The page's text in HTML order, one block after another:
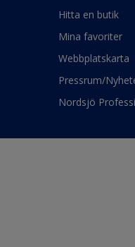
Hitta en butik
Mina favoriter
Webbplatskarta
Pressrum/
Nordsjö